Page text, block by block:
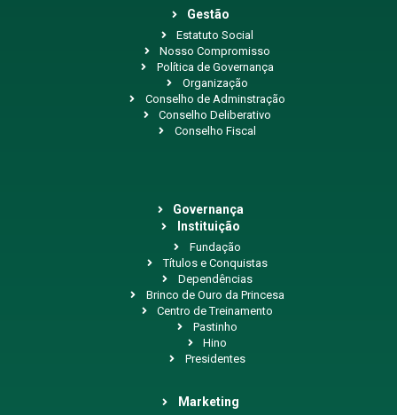
Gestão
Estatuto Social
Nosso Compromisso
Política de Governança
Organização
Conselho de Adminstração
Conselho Deliberativo
Conselho Fiscal
Governança
Instituição
Fundação
Títulos e Conquistas
Dependências
Brinco de Ouro da Princesa
Centro de Treinamento
Pastinho
Hino
Presidentes
Marketing